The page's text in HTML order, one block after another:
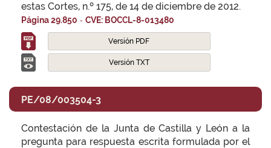
estas Cortes, n.º 175, de 14 de diciembre de 2012.
Página 29.850 - CVE: BOCCL-8-013480
Versión PDF
Versión TXT
PE/08/003504-3
Contestación de la Junta de Castilla y León a la
pregunta para respuesta escrita formulada por el